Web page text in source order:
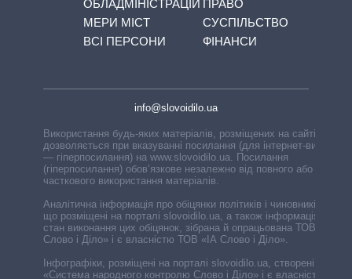
ОБЛАДМІНІСТРАЦІЙ
МЕРИ МІСТ
ВСІ ПЕРСОНИ
ПРАВО
СУСПІЛЬСТВО
ФІНАНСИ
info@slovoidilo.ua
Використання будь-яких матеріалів, розміщених на сайті,
дозволяється при вказуванні посилання (для інтернет-видань
— гіперпосилання) на www.slovoidilo.ua. Посилання
(гіперпосилання) обов’язкове незалежно від повного або
часткового використання матеріалів.
Аналітична інформація про обіцянки політиків і чиновників,
що розміщені на порталі slovoidilo.ua, а також інформація про
стан виконання цих обіцянок, зібрана й опрацьована ТОВ «ІА
Слово і Діло» і є власністю ТОВ «ІА Слово і Діло».
Інфографіки, розміщені на порталі slovoidilo.ua, створені ГО
«Система народного контролю Слово і Діло» і є власністю